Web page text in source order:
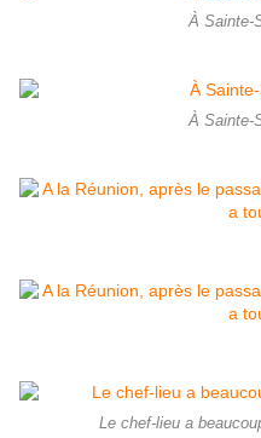
À Sainte-
À Sainte-
Le chef-lieu a